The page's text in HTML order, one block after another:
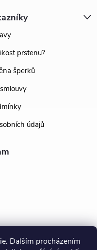
Dalším procházením
prstenu?
šperků
údajů